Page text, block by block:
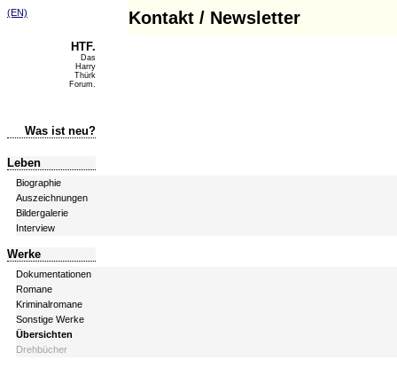
(EN)
HTF.
Das
Harry
Thürk
Forum.
Was ist neu?
Leben
Biographie
Auszeichnungen
Bildergalerie
Interview
Werke
Dokumentationen
Romane
Kriminalromane
Sonstige Werke
Übersichten
Drehbücher
Kontakt / Newsletter